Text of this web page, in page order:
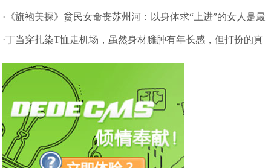
仰
·《旗袍美探》贫民女命丧苏州河：以身体求“上进”的女人是最
笨的
·丁当穿扎染T恤走机场，虽然身材臃肿有年长感，但打扮的真
时髦